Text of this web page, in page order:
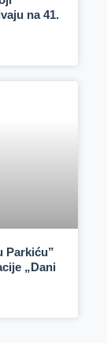
na 41.
Parkiću”
„Dani